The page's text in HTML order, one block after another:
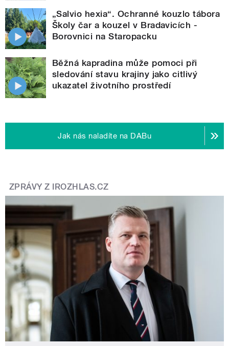
„Salvio hexia“. Ochranné kouzlo tábora
Školy čar a kouzel v Bradavicích -
Borovnici na Staropacku
Běžná kapradina může pomoci při
sledování stavu krajiny jako citlivý
ukazatel životního prostředí
Jak nás naladíte na DABu
ZPRÁVY Z IROZHLAS.CZ